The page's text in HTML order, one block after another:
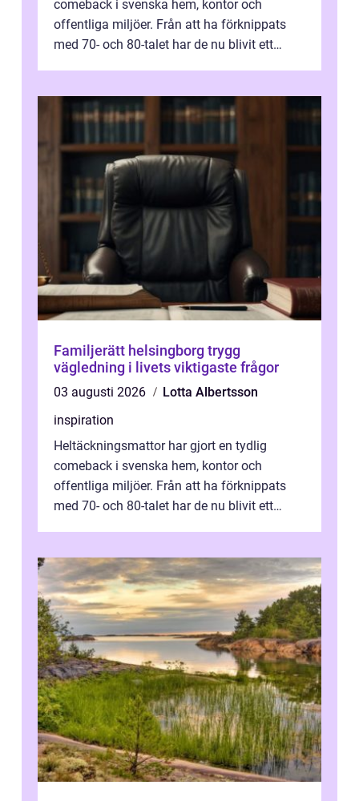
comeback i svenska hem, kontor och
offentliga miljöer. Från att ha förknippats
med 70- och 80-talet har de nu blivit ett
Familjerätt helsingborg trygg
vägledning i livets viktigaste frågor
03 augusti 2026
Lotta Albertsson
inspiration
Heltäckningsmattor har gjort en tydlig
comeback i svenska hem, kontor och
offentliga miljöer. Från att ha förknippats
med 70- och 80-talet har de nu blivit ett